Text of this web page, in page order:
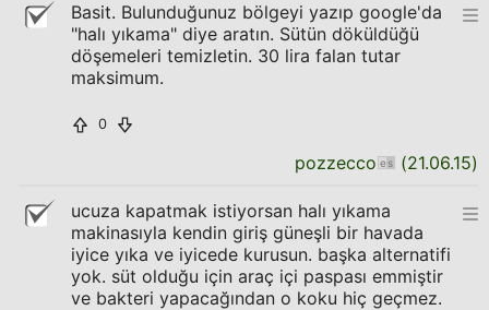
Basit. Bulunduğunuz bölgeyi yazıp google'da
"halı yıkama" diye aratın. Sütün döküldüğü
döşemeleri temizletin. 30 lira falan tutar
maksimum.
0
pozzecco (21.06.15)
ucuza kapatmak istiyorsan halı yıkama
makinasıyla kendin giriş güneşli bir havada
iyice yıka ve iyicede kurusun. başka alternatifi
yok. süt olduğu için araç içi paspası emmiştir
ve bakteri yapacağından o koku hiç geçmez.